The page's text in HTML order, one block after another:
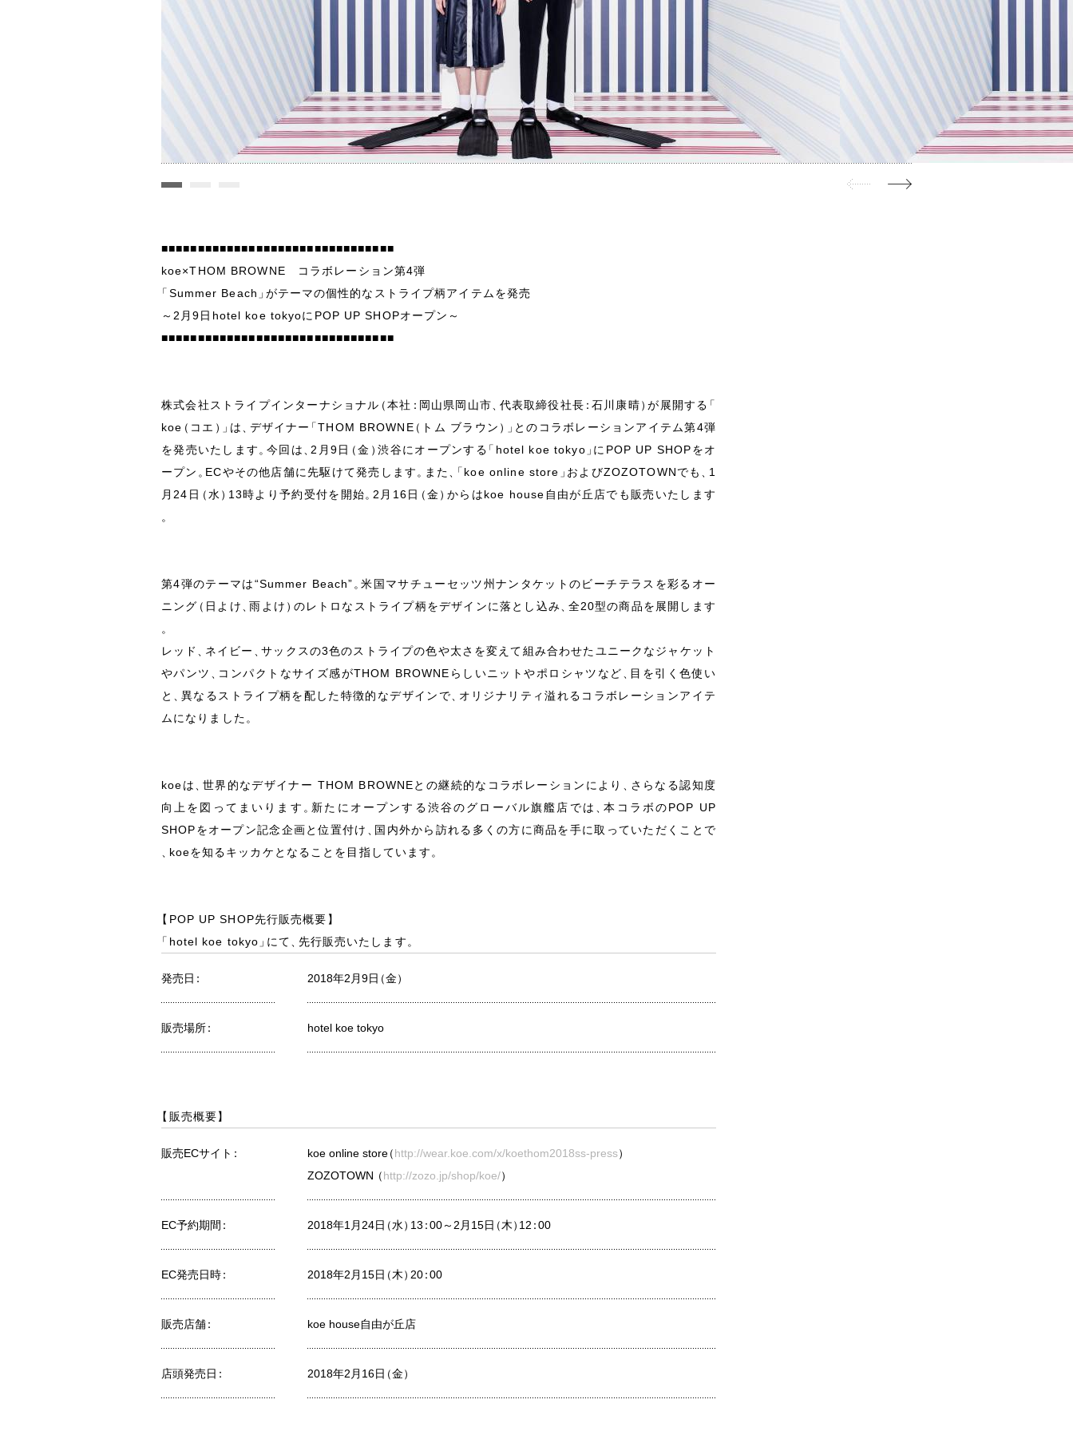
■■■■■■■■■■■■■■■■■■■■■■■■■■■■■■■■
koe×THOM BROWNE コラボレーション第4弾
「 Summer Beach 」がテーマの個性的なストライプ柄アイテムを発売
～2月9日hotel koe tokyoにPOP UP SHOPオープン～
■■■■■■■■■■■■■■■■■■■■■■■■■■■■■■■■
株式会社ストライプインターナショナル（本社：岡山県岡山市 、代表取締役社長：石川康晴）が展開する「
koe（ コエ ）」は 、デザイナー「THOM BROWNE（ トム ブラウン ）」とのコラボレーションアイテム第4弾
を発売いたします 。今回は 、2月9日（金 ）渋谷にオープンする「 hotel koe tokyo 」にPOP UP SHOPをオ
ープン 。ECやその他店舗に先駆けて発売します 。また 、「 koe online store 」およびZOZOTOWNでも 、1
月24日（水 ）13時より予約受付を開始。2月16日（金 ）からはkoe house自由が丘店でも販売いたします
。
第4弾のテーマは“Summer Beach” 。米国マサチューセッツ州ナンタケットのビーチテラスを彩るオー
ニング（ 日よけ 、
雨よけ ）のレトロなストライプ柄をデザインに落とし込み 、全20型の商品を展開します
。
レッド
、ネイビー 、
サックスの3色のストライプの色や太さを変えて組み合わせたユニークなジャケット
やパンツ
、コンパクトなサイズ感がTHOM BROWNEらしいニットやポロシャツなど 、目を引く色使い
と
、異なるストライプ柄を配した特徴的なデザインで 、オリジナリティ溢れるコラボレーションアイテ
ムになりました 。
koeは 、世界的なデザイナー THOM BROWNEとの継続的なコラボレーションにより 、さらなる認知度
向上を図ってまいります 。新たにオープンする渋谷のグローバル旗艦店では 、本コラボのPOP UP
SHOPをオープン記念企画と位置付け
、国内外から訪れる多くの方に商品を手に取っていただくことで
、koeを知るキッカケとなることを目指しています 。
【 POP UP SHOP先行販売概要 】
「 hotel koe tokyo 」にて 、先行販売いたします 。
発売日： 2018年2月9日（金）
販売場所： hotel koe tokyo
【 販売概要】
販売ECサイト： koe online store（http://wear.koe.com/x/koethom2018ss-press）
ZOZOTOWN（http://zozo.jp/shop/koe/）
EC予約期間： 2018年1月24日（水）13：00～2月15日（木）12：00
EC発売日時： 2018年2月15日（木）20：00
販売店舗： koe house自由が丘店
店頭発売日： 2018年2月16日（金）